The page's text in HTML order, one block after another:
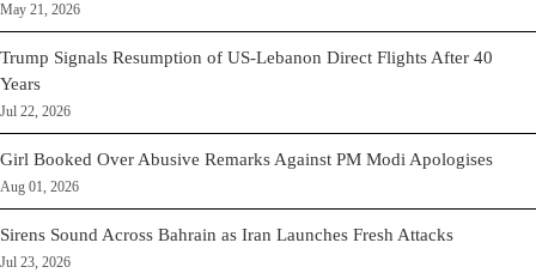
May 21, 2026
Trump Signals Resumption of US-Lebanon Direct Flights After 40
Years
Jul 22, 2026
Girl Booked Over Abusive Remarks Against PM Modi Apologises
Aug 01, 2026
Sirens Sound Across Bahrain as Iran Launches Fresh Attacks
Jul 23, 2026